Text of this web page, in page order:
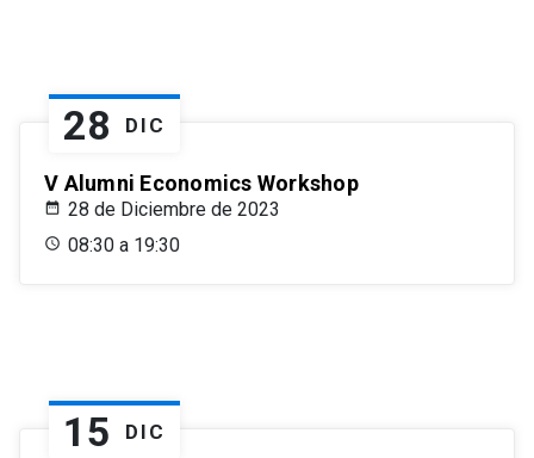
28 DIC
V Alumni Economics Workshop
28 de Diciembre de 2023
08:30 a 19:30
15 DIC